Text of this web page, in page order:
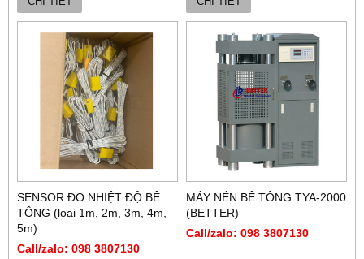
SENSOR ĐO NHIỆT ĐỘ BÊ
TÔNG (loại 1m, 2m, 3m, 4m,
5m)
Call/zalo: 098 3807130
MÁY NÉN BÊ TÔNG TYA-2000
(BETTER)
Call/zalo: 098 3807130